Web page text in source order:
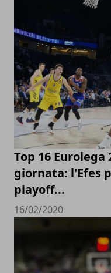
Top 16 Eurolega
giornata: l'Efes
playoff...
16/02/2020